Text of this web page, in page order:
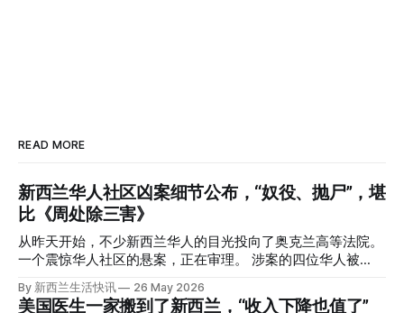
READ MORE
新西兰华人社区凶案细节公布，“奴役、抛尸”，堪
比《周处除三害》
从昨天开始，不少新西兰华人的目光投向了奥克兰高等法院。
一个震惊华人社区的悬案，正在审理。 涉案的四位华人被
告，站在了法庭，被控与一位70岁中国女人的死有关。 事情
的复杂程度，远超人们的想象。 神秘的黑色塑料袋 先让我们
By 新西兰生活快讯 26 May 2026
美国医生一家搬到了新西兰，“收入下降也值了”